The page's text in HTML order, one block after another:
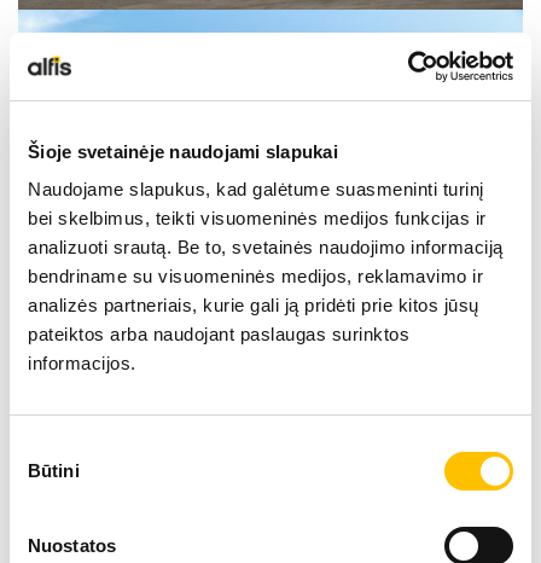
Šioje svetainėje naudojami slapukai
Naudojame slapukus, kad galėtume suasmeninti turinį
bei skelbimus, teikti visuomeninės medijos funkcijas ir
analizuoti srautą. Be to, svetainės naudojimo informaciją
bendriname su visuomeninės medijos, reklamavimo ir
analizės partneriais, kurie gali ją pridėti prie kitos jūsų
pateiktos arba naudojant paslaugas surinktos
informacijos.
pasirinkimas
Būtini
Nuostatos
Techniniai duomenys